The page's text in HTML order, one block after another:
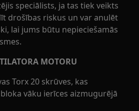
speciālists, ja tas tiek veikts
drošības riskus un var anulēt
lai jums būtu nepieciešamās
MOTORU
Torx 20 skrūves, kas
vāku ierīces aizmugurējā